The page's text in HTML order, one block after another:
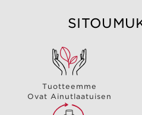
Tuotteemme
Ovat Ainutlaatuisen